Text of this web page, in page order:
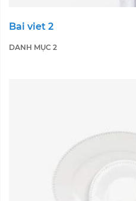
Bai viet 2
DANH MỤC 2